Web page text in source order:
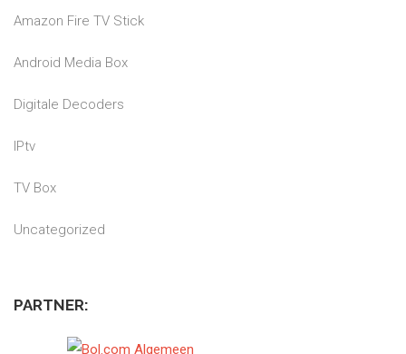
Amazon Fire TV Stick
Android Media Box
Digitale Decoders
IPtv
TV Box
Uncategorized
PARTNER: